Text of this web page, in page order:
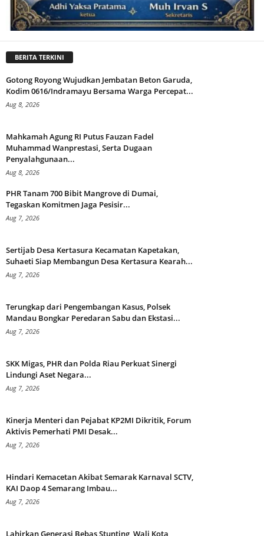
BERITA TERKINI
Gotong Royong Wujudkan Jembatan Beton Garuda,
Kodim 0616/Indramayu Bersama Warga Percepat...
Aug 8, 2026
Mahkamah Agung RI Putus Fauzan Fadel
Muhammad Wanprestasi, Serta Dugaan
Penyalahgunaan...
Aug 8, 2026
PHR Tanam 700 Bibit Mangrove di Dumai,
Tegaskan Komitmen Jaga Pesisir...
Aug 7, 2026
Sertijab Desa Kertasura Kecamatan Kapetakan,
Suhaeti Siap Membangun Desa Kertasura Kearah...
Aug 7, 2026
Terungkap dari Pengembangan Kasus, Polsek
Mandau Bongkar Peredaran Sabu dan Ekstasi...
Aug 7, 2026
SKK Migas, PHR dan Polda Riau Perkuat Sinergi
Lindungi Aset Negara...
Aug 7, 2026
Kinerja Menteri dan Pejabat KP2MI Dikritik, Forum
Aktivis Pemerhati PMI Desak...
Aug 7, 2026
Hindari Kemacetan Akibat Semarak Karnaval SCTV,
KAI Daop 4 Semarang Imbau...
Aug 7, 2026
Lahirkan Generasi Bebas Stunting, Wali Kota